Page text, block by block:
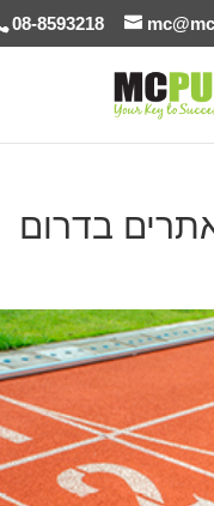
08-8593218
בדרום